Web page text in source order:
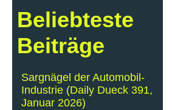
Beliebteste
Beiträge
Sargnägel der Automobil-
Industrie (Daily Dueck 391,
Januar 2026)